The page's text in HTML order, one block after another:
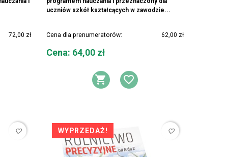
72,00 zł
KOSZYKA
DO LISTY ŻYCZEŃ
uczniów szkół kształcących w zawodzie...
Cena dla prenumeratorów: 62,00 zł
Cena
Cena: 64,00 zł
DODAJ DO
DODAJ DO
favorite_border WYPRZEDAŻ! favorite_border